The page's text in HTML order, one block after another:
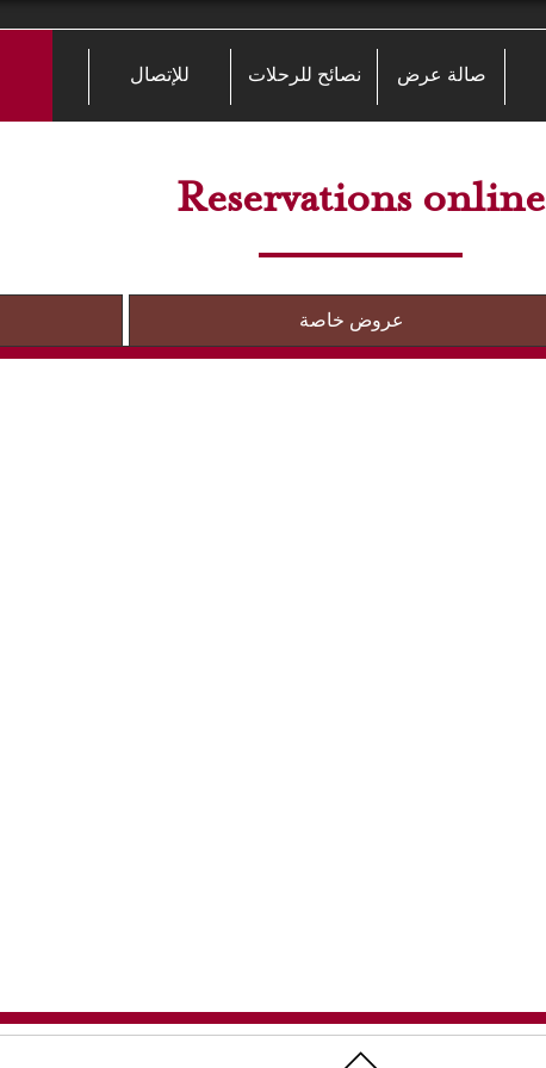
صالة عرض نصائح للرحلات للإتصال
Reservations online
عروض خاصة